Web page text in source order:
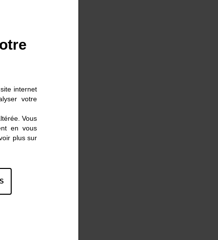
internet
votre
Vous
en vous
plus sur